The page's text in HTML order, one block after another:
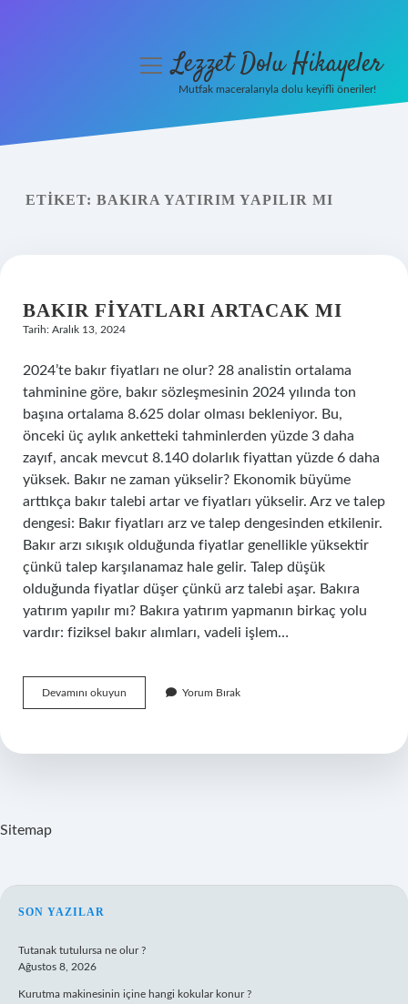
Yasal Uyarı
menüyüLezzet Dolu Hikayeler
Mutfak maceralarıyla dolu keyifli öneriler!
ETIKET: BAKIRA YATIRIM YAPILIR MI
BAKIR FIYATLARI ARTACAK MI
Tarih: Aralık 13, 2024
2024’te bakır fiyatları ne olur? 28 analistin ortalama
tahminine göre, bakır sözleşmesinin 2024 yılında ton
başına ortalama 8.625 dolar olması bekleniyor. Bu,
önceki üç aylık anketteki tahminlerden yüzde 3 daha
zayıf, ancak mevcut 8.140 dolarlık fiyattan yüzde 6 daha
yüksek. Bakır ne zaman yükselir? Ekonomik büyüme
arttıkça bakır talebi artar ve fiyatları yükselir. Arz ve talep
dengesi: Bakır fiyatları arz ve talep dengesinden etkilenir.
Bakır arzı sıkışık olduğunda fiyatlar genellikle yüksektir
çünkü talep karşılanamaz hale gelir. Talep düşük
olduğunda fiyatlar düşer çünkü arz talebi aşar. Bakıra
yatırım yapılır mı? Bakıra yatırım yapmanın birkaç yolu
vardır: fiziksel bakır alımları, vadeli işlem…
Devamını okuyun
Fiyatları
Yorum Bırak
Sitemap
SIDEBAR
SON YAZILAR
Tutanak tutulursa ne olur ?
Ağustos 8, 2026
Kurutma makinesinin içine hangi kokular konur ?